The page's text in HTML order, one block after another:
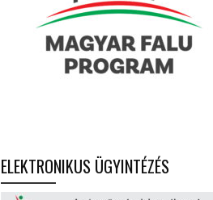
ELEKTRONIKUS ÜGYINTÉZÉS